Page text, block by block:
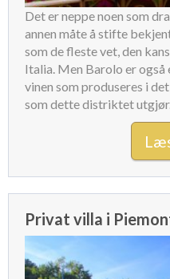
Det er neppe noen som
annen måte å stifte
som de fleste vet, den
Italia. Men Barolo er også
vinen som produseres i
som dette distriktet utgjør.
Privat villa i